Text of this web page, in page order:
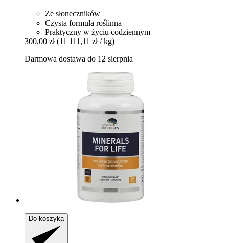
Ze słoneczników
Czysta formuła roślinna
Praktyczny w życiu codziennym
300,00 zł (11 111,11 zł / kg)
Darmowa dostawa do 12 sierpnia
Do koszyka